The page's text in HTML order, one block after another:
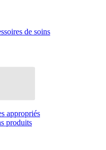
de soins
appropriés
produits